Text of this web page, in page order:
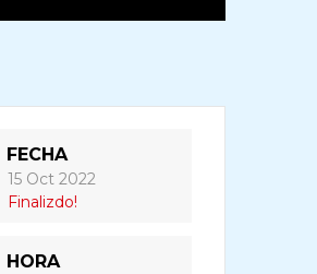
FECHA
15 Oct 2022
Finalizdo!
HORA